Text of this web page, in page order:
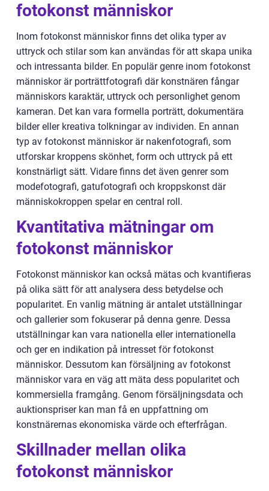
fotokonst människor
Inom fotokonst människor finns det olika typer av
uttryck och stilar som kan användas för att skapa unika
och intressanta bilder. En populär genre inom fotokonst
människor är porträttfotografi där konstnären fångar
människors karaktär, uttryck och personlighet genom
kameran. Det kan vara formella porträtt, dokumentära
bilder eller kreativa tolkningar av individen. En annan
typ av fotokonst människor är nakenfotografi, som
utforskar kroppens skönhet, form och uttryck på ett
konstnärligt sätt. Vidare finns det även genrer som
modefotografi, gatufotografi och kroppskonst där
människokroppen spelar en central roll.
Kvantitativa mätningar om
fotokonst människor
Fotokonst människor kan också mätas och kvantifieras
på olika sätt för att analysera dess betydelse och
popularitet. En vanlig mätning är antalet utställningar
och gallerier som fokuserar på denna genre. Dessa
utställningar kan vara nationella eller internationella
och ger en indikation på intresset för fotokonst
människor. Dessutom kan försäljning av fotokonst
människor vara en väg att mäta dess popularitet och
kommersiella framgång. Genom försäljningsdata och
auktionspriser kan man få en uppfattning om
konstnärernas ekonomiska värde och efterfrågan.
Skillnader mellan olika
fotokonst människor